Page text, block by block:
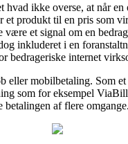
hvad ikke overse, at når en
et produkt til en pris som
være et signal om en
inkluderet i en
bedrageriske internet
eller mobilbetaling. Som
som for eksempel
betalingen af flere omgange.